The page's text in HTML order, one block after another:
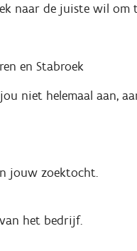
naar de juiste wil om
en Stabroek
niet helemaal aan,
jouw zoektocht.
het bedrijf.